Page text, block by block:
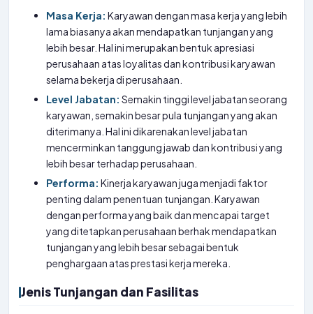
Masa Kerja: Karyawan dengan masa kerja yang lebih
lama biasanya akan mendapatkan tunjangan yang
lebih besar. Hal ini merupakan bentuk apresiasi
perusahaan atas loyalitas dan kontribusi karyawan
selama bekerja di perusahaan.
Level Jabatan: Semakin tinggi level jabatan seorang
karyawan, semakin besar pula tunjangan yang akan
diterimanya. Hal ini dikarenakan level jabatan
mencerminkan tanggung jawab dan kontribusi yang
lebih besar terhadap perusahaan.
Performa: Kinerja karyawan juga menjadi faktor
penting dalam penentuan tunjangan. Karyawan
dengan performa yang baik dan mencapai target
yang ditetapkan perusahaan berhak mendapatkan
tunjangan yang lebih besar sebagai bentuk
penghargaan atas prestasi kerja mereka.
Jenis Tunjangan dan Fasilitas